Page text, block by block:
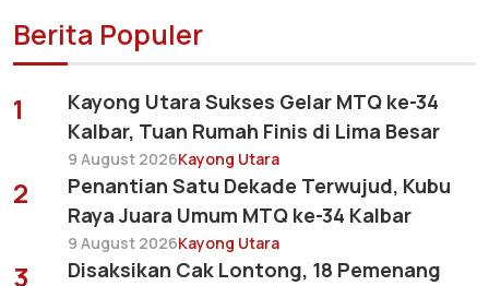
Berita Populer
1
Kayong Utara Sukses Gelar MTQ ke-34
Kalbar, Tuan Rumah Finis di Lima Besar
9 August 2026Kayong Utara
2
Penantian Satu Dekade Terwujud, Kubu
Raya Juara Umum MTQ ke-34 Kalbar
9 August 2026Kayong Utara
3
Disaksikan Cak Lontong, 18 Pemenang